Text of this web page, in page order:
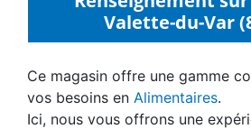
Valette-du-Var
Ce magasin offre une gamme
vos besoins en Alimentaires.
Ici, nous vous offrons une